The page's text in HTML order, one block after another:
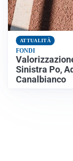
ATTUALITÀ
FONDI
Sinistra Po,
Canalbianco